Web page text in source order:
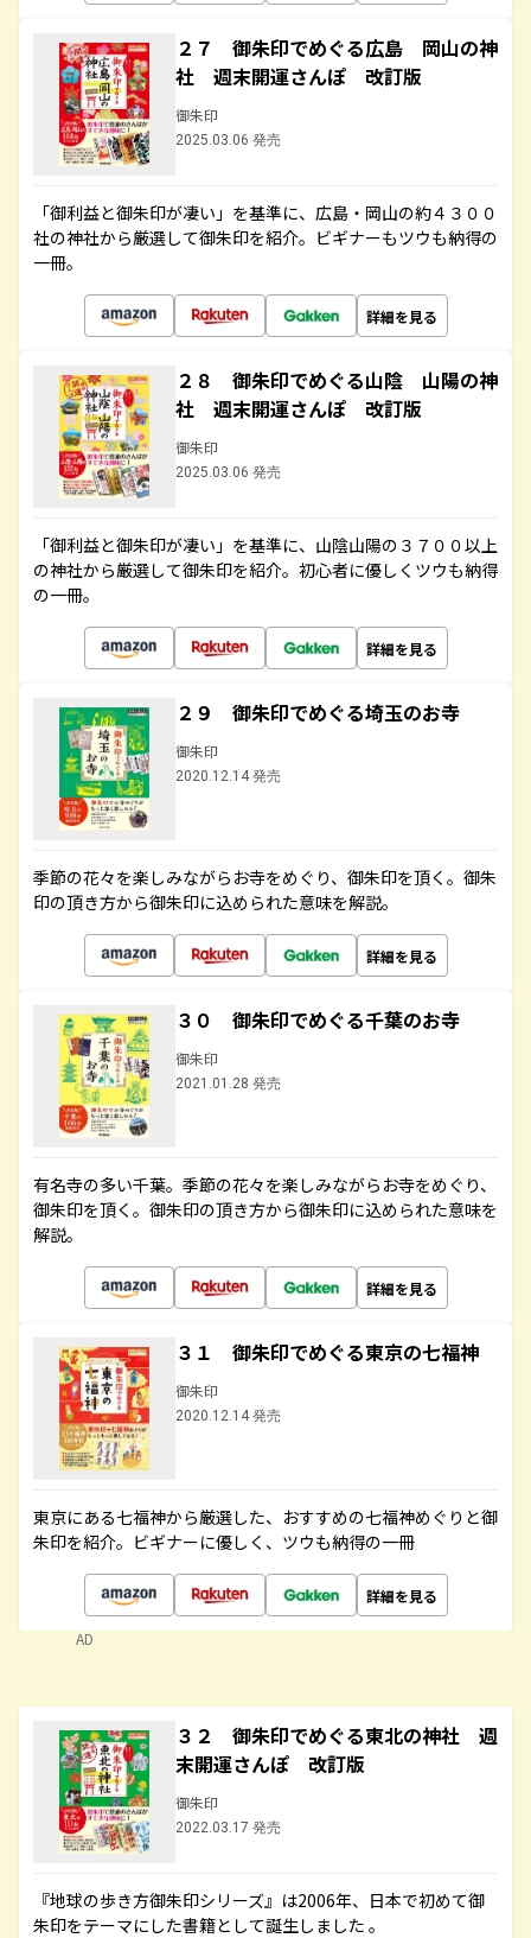
２７ 御朱印でめぐる広島 岡山の神
社 週末開運さんぽ 改訂版
御朱印
2025.03.06 発売
「御利益と御朱印が凄い」を基準に、広島・岡山の約４３００
社の神社から厳選して御朱印を紹介。ビギナーもツウも納得の
一冊。
詳細を見る
２８ 御朱印でめぐる山陰 山陽の神
社 週末開運さんぽ 改訂版
御朱印
2025.03.06 発売
「御利益と御朱印が凄い」を基準に、山陰山陽の３７００以上
の神社から厳選して御朱印を紹介。初心者に優しくツウも納得
の一冊。
詳細を見る
２９ 御朱印でめぐる埼玉のお寺
御朱印
2020.12.14 発売
季節の花々を楽しみながらお寺をめぐり、御朱印を頂く。御朱
印の頂き方から御朱印に込められた意味を解説。
詳細を見る
３０ 御朱印でめぐる千葉のお寺
御朱印
2021.01.28 発売
有名寺の多い千葉。季節の花々を楽しみながらお寺をめぐり、
御朱印を頂く。御朱印の頂き方から御朱印に込められた意味を
解説。
詳細を見る
３１ 御朱印でめぐる東京の七福神
御朱印
2020.12.14 発売
東京にある七福神から厳選した、おすすめの七福神めぐりと御
朱印を紹介。ビギナーに優しく、ツウも納得の一冊
詳細を見る
AD
３２ 御朱印でめぐる東北の神社 週
末開運さんぽ 改訂版
御朱印
2022.03.17 発売
『地球の歩き方御朱印シリーズ』は2006年、日本で初めて御
朱印をテーマにした書籍として誕生しました 。